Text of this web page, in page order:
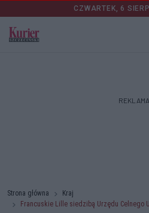
CZWARTEK, 6
REKLAMA
Strona główna
Kraj
Francuskie Lille siedzibą Urzędu Celnego